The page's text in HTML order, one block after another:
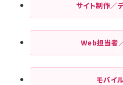
サイト制作／
Web担当者
モバイ